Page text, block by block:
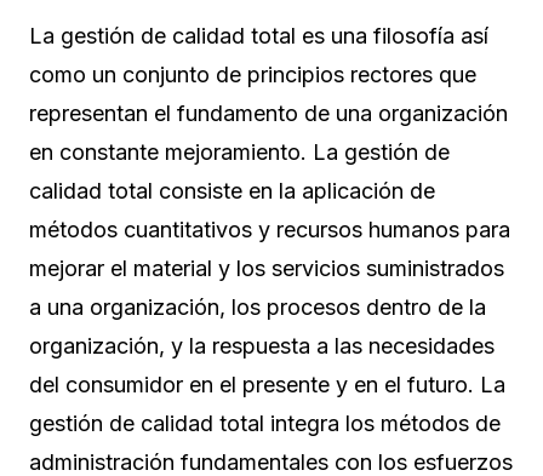
La gestión de calidad total es una filosofía así
como un conjunto de principios rectores que
representan el fundamento de una organización
en constante mejoramiento. La gestión de
calidad total consiste en la aplicación de
métodos cuantitativos y recursos humanos para
mejorar el material y los servicios suministrados
a una organización, los procesos dentro de la
organización, y la respuesta a las necesidades
del consumidor en el presente y en el futuro. La
gestión de calidad total integra los métodos de
administración fundamentales con los esfuerzos